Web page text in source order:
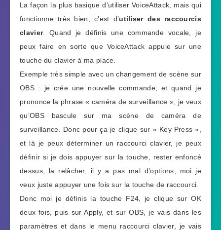
La façon la plus basique d’utiliser VoiceAttack, mais qui
fonctionne très bien, c’est d’utiliser des raccourcis
clavier. Quand je définis une commande vocale, je
peux faire en sorte que VoiceAttack appuie sur une
touche du clavier à ma place.
Exemple très simple avec un changement de scène sur
OBS : je crée une nouvelle commande, et quand je
prononce la phrase « caméra de surveillance », je veux
qu’OBS bascule sur ma scène de caméra de
surveillance. Donc pour ça je clique sur « Key Press »,
et là je peux déterminer un raccourci clavier, je peux
définir si je dois appuyer sur la touche, rester enfoncé
dessus, la relâcher, il y a pas mal d’options, moi je
veux juste appuyer une fois sur la touche de raccourci.
Donc moi je définis la touche F24, je clique sur OK
deux fois, puis sur Apply, et sur OBS, je vais dans les
paramètres et dans le menu raccourci clavier, je vais